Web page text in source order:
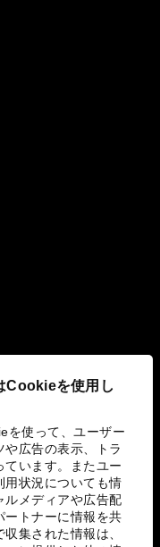
Cookieを使用し
を使って、ユーザー
広告の表示、トラ
ています。またユー
用状況についても情
ルメディアや広告配
ートナーに情報を共
集された情報は、